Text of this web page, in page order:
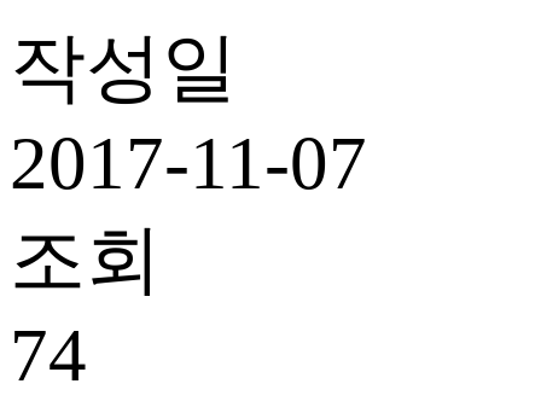
작성일
2017-11-07
조회
74